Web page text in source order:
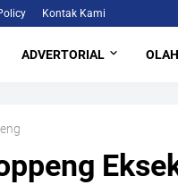
Kontak Kami
ADVERTORIAL